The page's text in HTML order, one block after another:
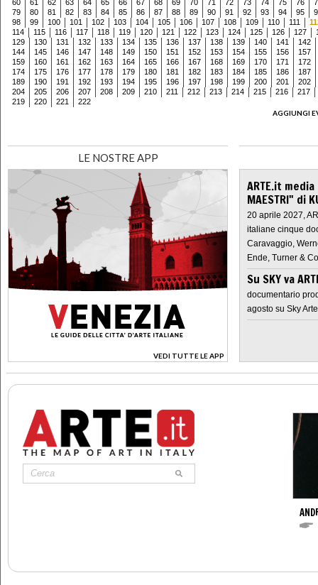
60 61 62 63 64 65 66 67 68 69 70 71 72 73 74 75 76
79
80 81 82 83 84 85 86 87 88 89 90 91 92 93 94 95
98
99 100 101 102 103 104 105 106 107 108 109 110 111
114
115 116 117 118 119 120 121 122 123 124 125 126 127
129
130 131 132 133 134 135 136 137 138 139 140 141
142
144
145 146 147 148 149 150 151 152 153 154 155 156
157
159
160 161 162 163 164 165 166 167 168 169 170 171
172
174
175 176 177 178 179 180 181 182 183 184 185 186
187
189
190 191 192 193 194 195 196 197 198 199 200 201
202
204
205 206 207 208 209 210 211 212 213 214 215 216
217
219
220 221
222
AGGIUNGI
LE NOSTRE APP
VEDI TUTTE LE APP
>
ARTE.it
MAESTRI" di
20 aprile 2027,
italiane cinque
Caravaggio,
Ende, Turner &
Su SKY va
documentario
agosto su Sky Arte